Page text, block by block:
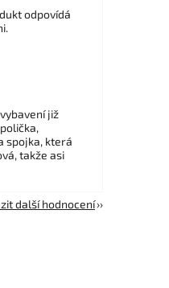
odpovídá
již
spojka, která
takže asi
další hodnocení